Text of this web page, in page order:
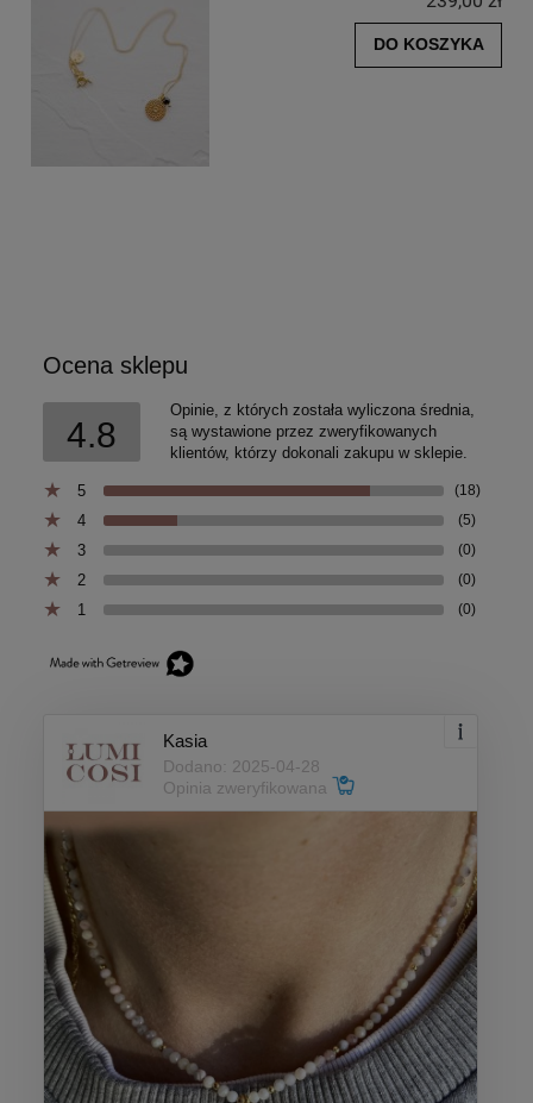
DO KOSZYKA
Ocena sklepu
4.8
Opinie, z których została wyliczona średnia,
są wystawione przez zweryfikowanych
klientów, którzy dokonali zakupu w sklepie.
5 (18)
4 (5)
3 (0)
2 (0)
1 (0)
Kasia
Dodano: 2025-04-28
Opinia zweryfikowana